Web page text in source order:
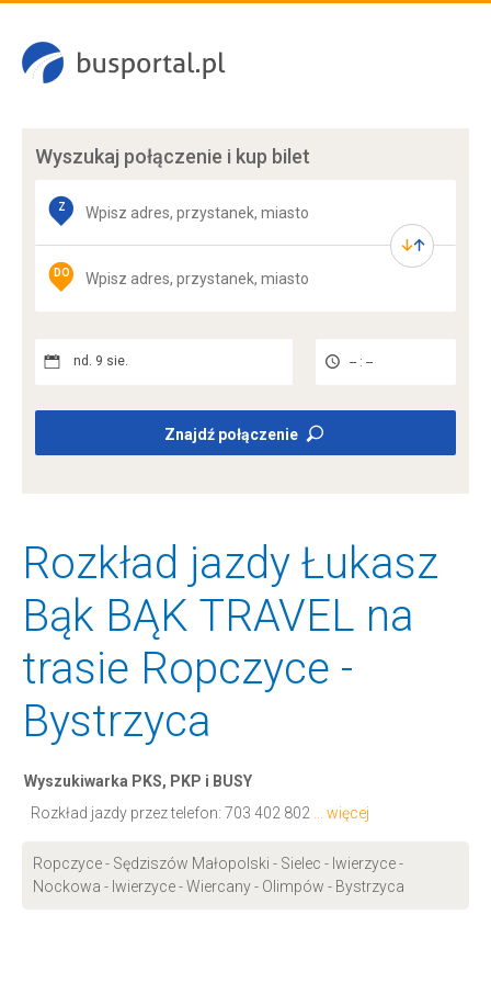
Wyszukaj połączenie i kup bilet
Z
DO
nd. 9 sie. -- : --
Znajdź połączenie
Rozkład jazdy Łukasz
Bąk BĄK TRAVEL na
trasie Ropczyce -
Bystrzyca
Wyszukiwarka PKS, PKP i BUSY
Rozkład jazdy przez telefon: 703 402 802 ... więcej
Ropczyce - Sędziszów Małopolski - Sielec - Iwierzyce -
Nockowa - Iwierzyce - Wiercany - Olimpów - Bystrzyca